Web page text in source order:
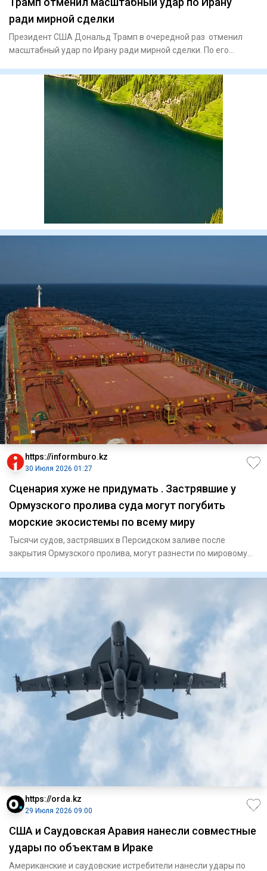
ради мирной сделки
Президент США Дональд Трамп в очередной раз отменил
масштабный удар по Ирану ради мирной сделки. По его
https://informburo.kz
30 Июля 2026 01:27
Сценария хуже не придумать . Застрявшие у
Ормузского пролива суда могут погубить
морские экосистемы по всему миру
Тысячи судов, застрявших в Персидском заливе после
закрытия Ормузского пролива, могут разнести по мировому
https://orda.kz
29 Июля 2026 09:00
США и Саудовская Аравия нанесли совместные
удары по объектам в Ираке
Американские и саудовские истребители нанесли удары по